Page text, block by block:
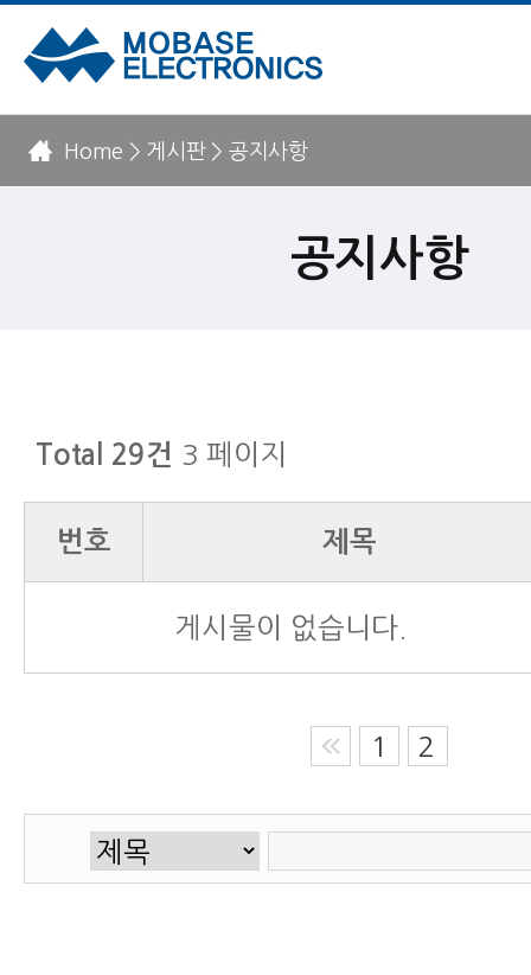
Home > 게시판 > 공지사항
공지사항
Total 29건 3 페이지
번호 제목
게시물이 없습니다.
1 2